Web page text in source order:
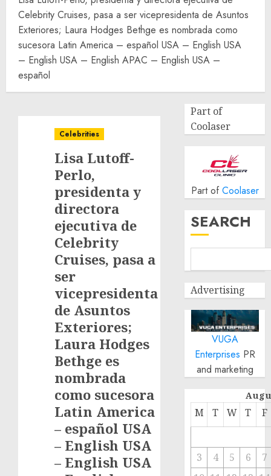
Celebrity Cruises, pasa a ser vicepresidenta de Asuntos
Exteriores; Laura Hodges Bethge es nombrada como
sucesora Latin America – español USA – English USA
– English USA – English APAC – English USA –
español
Celebrities
Lisa Lutoff-
Perlo,
presidenta y
directora
ejecutiva de
Celebrity
Cruises, pasa a
ser
vicepresidenta
de Asuntos
Exteriores;
Laura Hodges
Bethge es
nombrada
como sucesora
Latin America
– español USA
– English USA
– English USA
Part of
Coolaser
Part of Coolaser
SEARCH
Advertising
VUGA
Enterprises PR
and marketing
M T W T F
3 4 5 6
7